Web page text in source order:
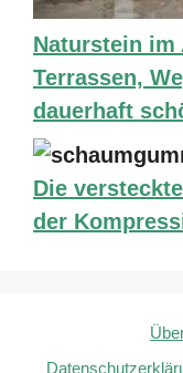
Naturstein im
Terrassen,
dauerhaft
Die
der